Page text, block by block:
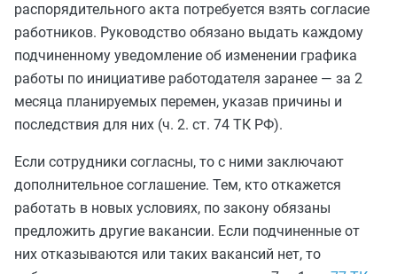
распорядительного акта потребуется взять согласие
работников. Руководство обязано выдать каждому
подчиненному уведомление об изменении графика
работы по инициативе работодателя заранее — за 2
месяца планируемых перемен, указав причины и
последствия для них (ч. 2. ст. 74 ТК РФ).
Если сотрудники согласны, то с ними заключают
дополнительное соглашение. Тем, кто откажется
работать в новых условиях, по закону обязаны
предложить другие вакансии. Если подчиненные от
них отказываются или таких вакансий нет, то